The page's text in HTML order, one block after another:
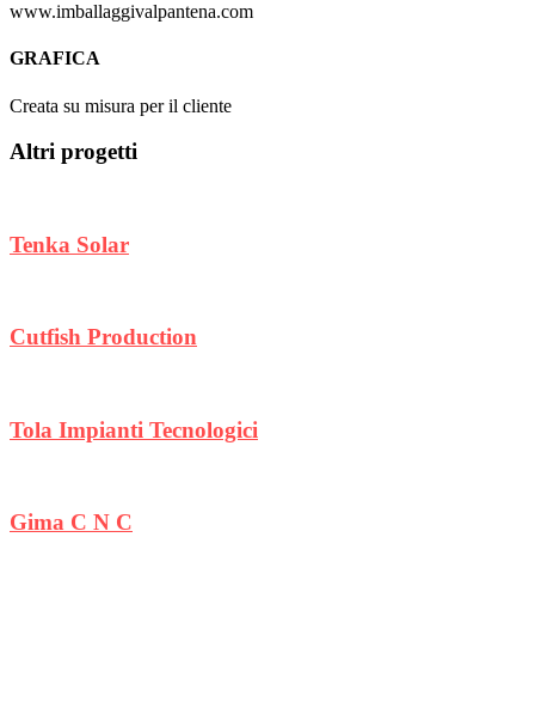
www.imballaggivalpantena.com
GRAFICA
Creata su misura per il cliente
Altri progetti
Tenka Solar
Cutfish Production
Tola Impianti Tecnologici
Gima C N C